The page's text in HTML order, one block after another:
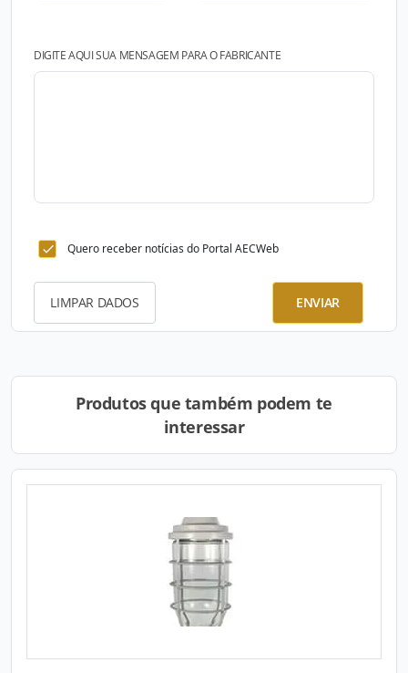
DIGITE AQUI SUA MENSAGEM PARA O FABRICANTE
Quero receber notícias do Portal AECWeb
LIMPAR DADOS ENVIAR
Produtos que também podem te
interessar